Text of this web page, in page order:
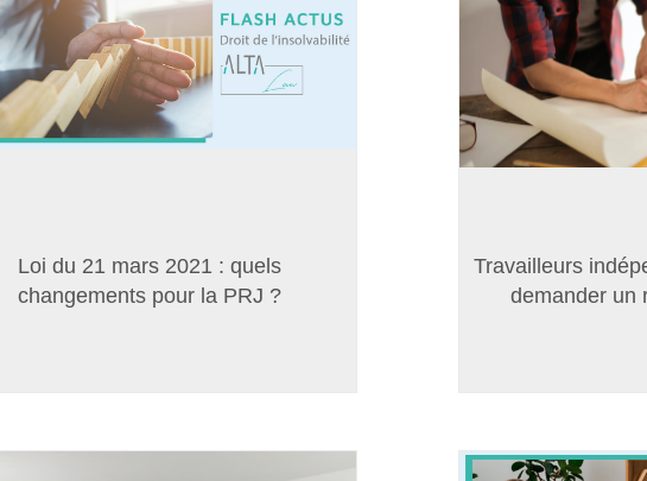
Loi du 21 mars 2021 : quels
changements pour la PRJ ?
Travailleurs
demander un